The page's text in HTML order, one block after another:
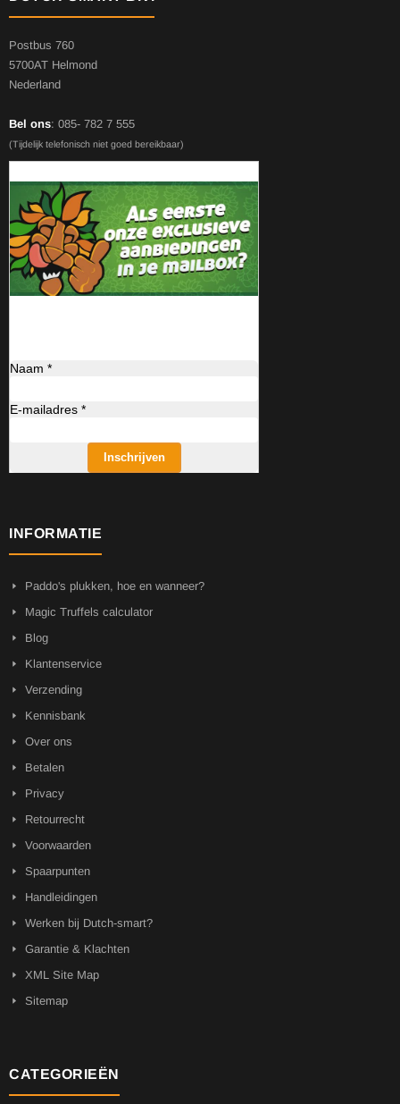
Postbus 760
5700AT Helmond
Nederland
Bel ons: 085- 782 7 555
(Tijdelijk telefonisch niet goed bereikbaar)
Naam *
E-mailadres *
Inschrijven
INFORMATIE
Paddo's plukken, hoe en wanneer?
Magic Truffels calculator
Blog
Klantenservice
Verzending
Kennisbank
Over ons
Betalen
Privacy
Retourrecht
Voorwaarden
Spaarpunten
Handleidingen
Werken bij Dutch-smart?
Garantie & Klachten
XML Site Map
Sitemap
CATEGORIEËN